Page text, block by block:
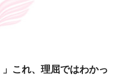
」これ、理屈ではわかっ